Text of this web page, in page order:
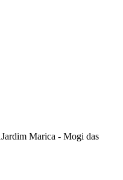
Jardim Marica - Mogi das